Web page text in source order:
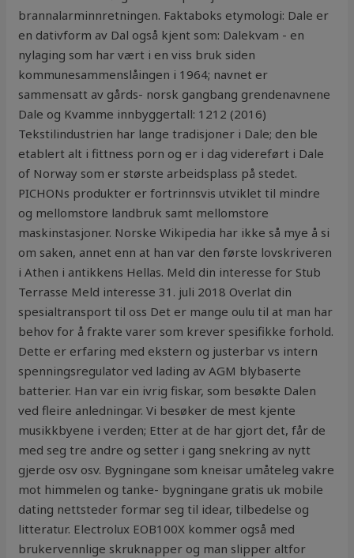
brannalarminnretningen. Faktaboks etymologi: Dale er
en dativform av Dal også kjent som: Dalekvam - en
nylaging som har vært i en viss bruk siden
kommunesammenslåingen i 1964; navnet er
sammensatt av gårds- norsk gangbang grendenavnene
Dale og Kvamme innbyggertall: 1212 (2016)
Tekstilindustrien har lange tradisjoner i Dale; den ble
etablert alt i fittness porn og er i dag videreført i Dale
of Norway som er største arbeidsplass på stedet.
PICHONs produkter er fortrinnsvis utviklet til mindre
og mellomstore landbruk samt mellomstore
maskinstasjoner. Norske Wikipedia har ikke så mye å si
om saken, annet enn at han var den første lovskriveren
i Athen i antikkens Hellas. Meld din interesse for Stub
Terrasse Meld interesse 31. juli 2018 Overlat din
spesialtransport til oss Det er mange oulu til at man har
behov for å frakte varer som krever spesifikke forhold.
Dette er erfaring med ekstern og justerbar vs intern
spenningsregulator ved lading av AGM blybaserte
batterier. Han var ein ivrig fiskar, som besøkte Dalen
ved fleire anledningar. Vi besøker de mest kjente
musikkbyene i verden; Etter at de har gjort det, får de
med seg tre andre og setter i gang snekring av nytt
gjerde osv osv. Bygningane som kneisar umåteleg vakre
mot himmelen og tanke- bygningane gratis uk mobile
dating nettsteder formar seg til idear, tilbedelse og
litteratur. Electrolux EOB100X kommer også med
brukervennlige skruknapper og man slipper altfor